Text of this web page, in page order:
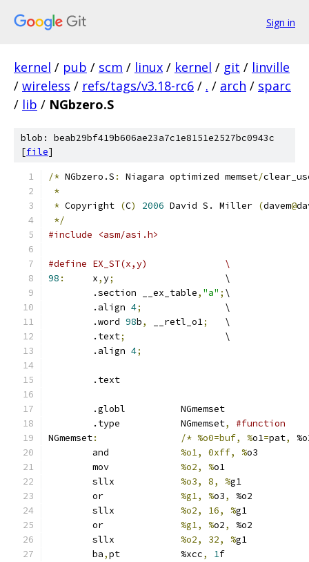
Sign in
kernel / pub / scm / linux / kernel / git / linville
/ wireless / refs/tags/v3.18-rc6 / . / arch / sparc
/ lib / NGbzero.S
blob: beab29bf419b606ae23a7c1e8151e2527bc0943c
[file]
/* NGbzero.S : Niagara optimized memset/
*
* Copyright (C) 2006 David S. Miller (davem@
*/
#include <asm/asi.h>
#define EX_ST(x,y)		\
98 :
	x
,y;
			\
	.section __ex_table
, "a" ; \
	.align
4;
		\
	.word
98b, __retl_o1;
	\
	.text
;
			\
	.align
4;
	.text
	.globl		NGmemset
	.type		NGmemset
,
#function
NGmemset: /* %o0=buf, %o1=pat,
%o1, 0xff, %o3
%o2, %o1
%o3, 8, %g1
%g1, %o3,
%o2
%o2, 16, %g1
%g1, %o2,
%o2
%o2, 32, %g1
	ba
, pt		%xcc, 1f